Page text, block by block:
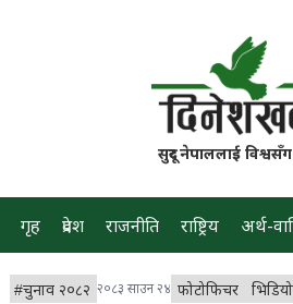
सुदूर नेपाललाई
गृह प्रदेश राजनीति राष्ट्रिय अर्थ-
#चुनाव २०८२ २०८३ साउन २४ फोटोफिचर भिडियो